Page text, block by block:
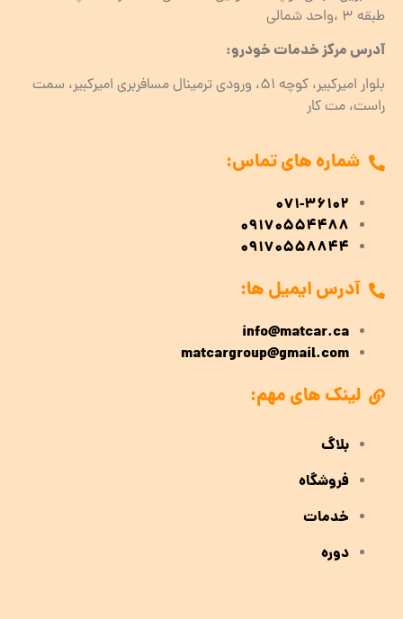
طبقه ۳ ،واحد شمالی
آدرس مرکز خدمات خودرو:
بلوار امیرکبیر، کوچه 51، ورودی ترمینال مسافربری امیرکبیر، سمت
راست، مت کار
شماره های تماس:
071-36102
09170554488
09170558844
آدرس ایمیل ها:
info@matcar.ca
matcargroup@gmail.com
لینک های مهم:
بلاگ
فروشگاه
خدمات
دوره